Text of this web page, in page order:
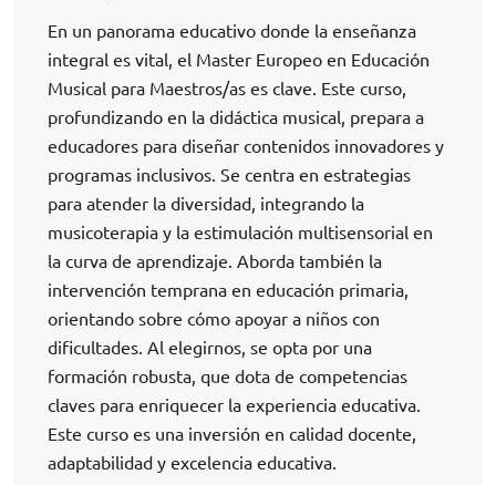
En un panorama educativo donde la enseñanza
integral es vital, el Master Europeo en Educación
Musical para Maestros/as es clave. Este curso,
profundizando en la didáctica musical, prepara a
educadores para diseñar contenidos innovadores y
programas inclusivos. Se centra en estrategias
para atender la diversidad, integrando la
musicoterapia y la estimulación multisensorial en
la curva de aprendizaje. Aborda también la
intervención temprana en educación primaria,
orientando sobre cómo apoyar a niños con
dificultades. Al elegirnos, se opta por una
formación robusta, que dota de competencias
claves para enriquecer la experiencia educativa.
Este curso es una inversión en calidad docente,
adaptabilidad y excelencia educativa.